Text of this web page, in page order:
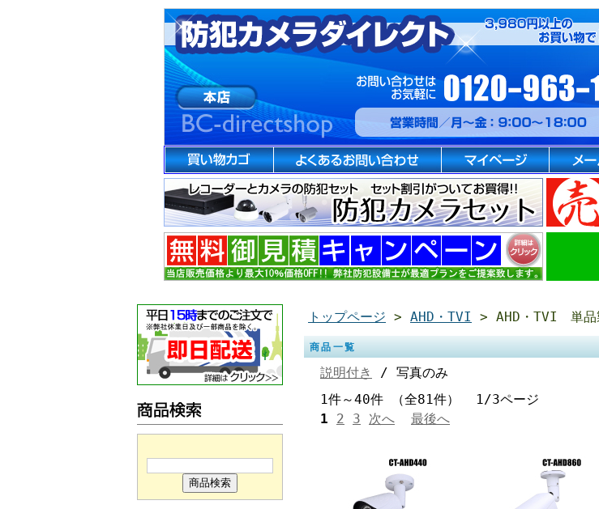
トップページ > AHD・TVI > AHD・TVI 単品
商品一覧
説明付き
/ 写真のみ
1件～40件 （全81件） 1/3ページ
1
2 3 次へ 最後へ